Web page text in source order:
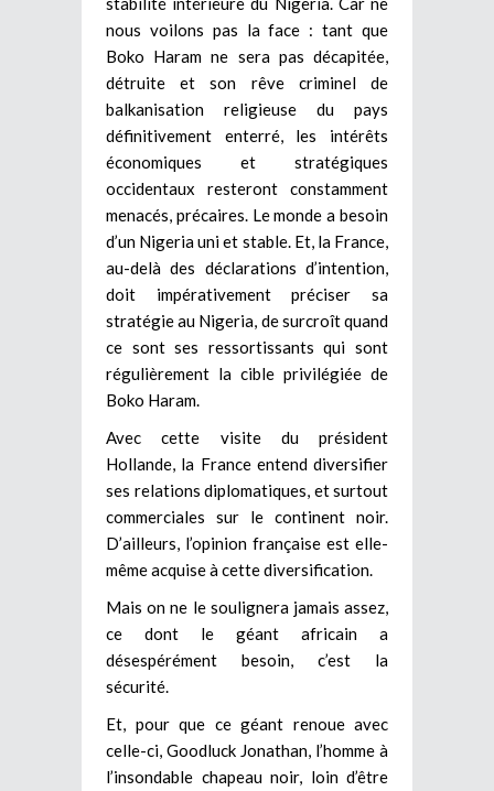
nous voilons pas la face : tant que
Boko Haram ne sera pas décapitée,
détruite et son rêve criminel de
balkanisation religieuse du pays
définitivement enterré, les intérêts
économiques et stratégiques
occidentaux resteront constamment
menacés, précaires. Le monde a besoin
d’un Nigeria uni et stable. Et, la France,
au-delà des déclarations d’intention,
doit impérativement préciser sa
stratégie au Nigeria, de surcroît quand
ce sont ses ressortissants qui sont
régulièrement la cible privilégiée de
Boko Haram.
Avec cette visite du président
Hollande, la France entend diversifier
ses relations diplomatiques, et surtout
commerciales sur le continent noir.
D’ailleurs, l’opinion française est elle-
même acquise à cette diversification.
Mais on ne le soulignera jamais assez,
ce dont le géant africain a
désespérément besoin, c’est la
sécurité.
Et, pour que ce géant renoue avec
celle-ci, Goodluck Jonathan, l’homme à
l’insondable chapeau noir, loin d’être